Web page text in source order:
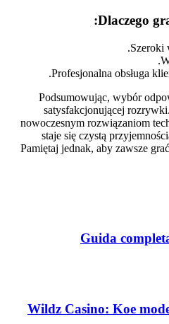
Dlaczego
Szeroki
Profesjonalna obsługa
Podsumowując, wybór
satysfakcjonującej
nowoczesnym rozwiązaniom
staje się czystą
Pamiętaj jednak, aby zawsze
Guida
Wildz Casino: Koe